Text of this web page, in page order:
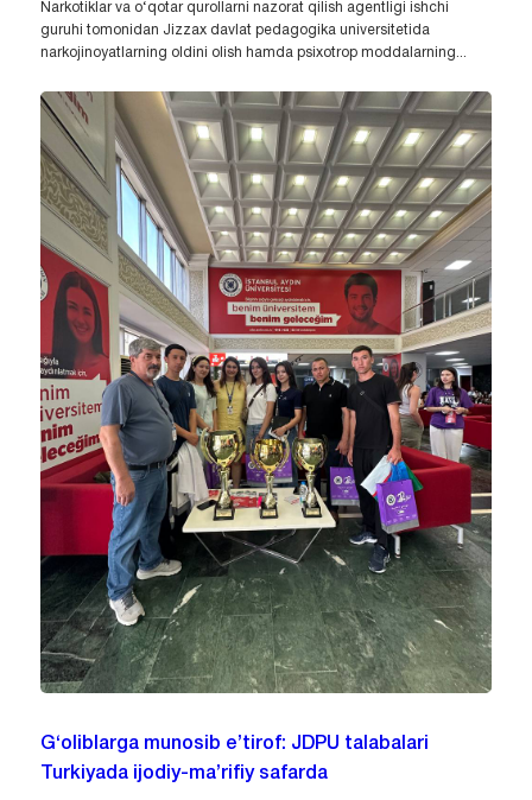
Narkotiklar va o‘qotar qurollarni nazorat qilish agentligi ishchi
guruhi tomonidan Jizzax davlat pedagogika universitetida
narkojinoyatlarning oldini olish hamda psixotrop moddalarning...
G‘oliblarga munosib e’tirof: JDPU talabalari
Turkiyada ijodiy-ma’rifiy safarda